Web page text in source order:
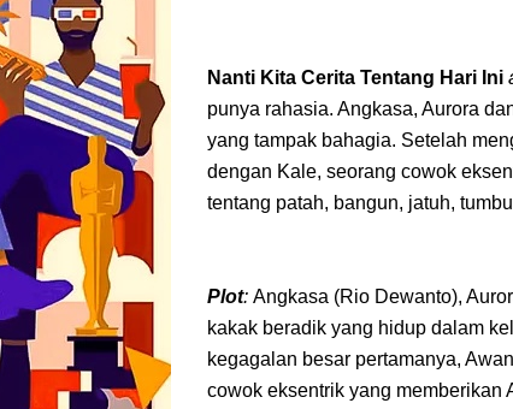
Nanti Kita Cerita Tentang Hari Ini
punya rahasia. Angkasa, Aurora
yang tampak bahagia. Setelah
dengan Kale, seorang cowok
tentang patah, bangun, jatuh,
Plot: Angkasa (Rio Dewanto),
kakak beradik yang hidup dalam
kegagalan besar pertamanya,
cowok eksentrik yang memberikan